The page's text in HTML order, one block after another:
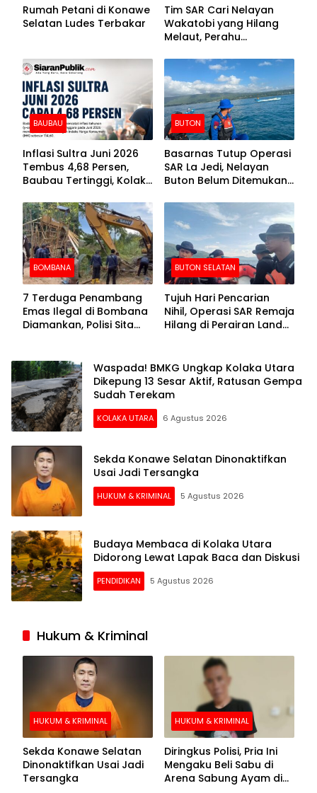
Rumah Petani di Konawe
Selatan Ludes Terbakar
Tim SAR Cari Nelayan
Wakatobi yang Hilang
Melaut, Perahu
Kemasukan Air
BAUBAU
Inflasi Sultra Juni 2026
Tembus 4,68 Persen,
Baubau Tertinggi, Kolaka
BUTON
Basarnas Tutup Operasi
SAR La Jedi, Nelayan
Buton Belum Ditemukan
BOMBANA
7 Terduga Penambang
Emas Ilegal di Bombana
Diamankan, Polisi Sita
BUTON SELATAN
Tujuh Hari Pencarian
Nihil, Operasi SAR Remaja
Hilang di Perairan Lande
Waspada! BMKG Ungkap Kolaka Utara
Dikepung 13 Sesar Aktif, Ratusan Gempa
Sudah Terekam
KOLAKA UTARA 6 Agustus 2026
Sekda Konawe Selatan Dinonaktifkan
Usai Jadi Tersangka
HUKUM & KRIMINAL 5 Agustus 2026
Budaya Membaca di Kolaka Utara
Didorong Lewat Lapak Baca dan Diskusi
PENDIDIKAN 5 Agustus 2026
Hukum & Kriminal
HUKUM & KRIMINAL
Sekda Konawe Selatan
Dinonaktifkan Usai Jadi
Tersangka
HUKUM & KRIMINAL
Diringkus Polisi, Pria Ini
Mengaku Beli Sabu di
Arena Sabung Ayam di